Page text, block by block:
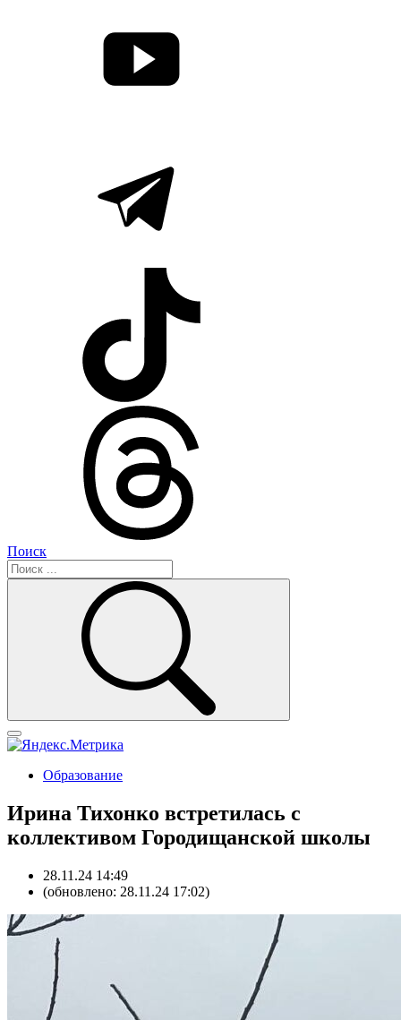
Поиск
Образование
Ирина Тихонко встретилась с
коллективом Городищанской школы
28.11.24 14:49
(обновлено: 28.11.24 17:02)